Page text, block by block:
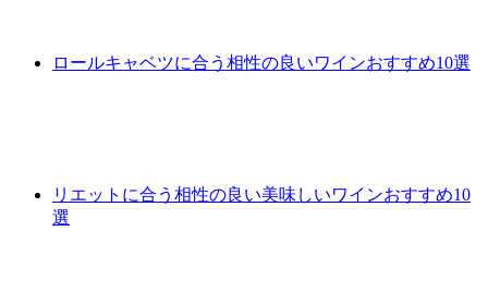
ロールキャベツに合う相性の良いワインおすすめ10選
リエットに合う相性の良い美味しいワインおすすめ10
選